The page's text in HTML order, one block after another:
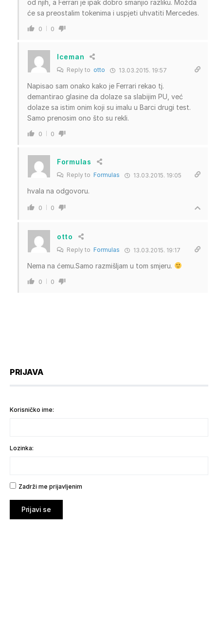
od njih, a Ferrari je ipak dobro smanjio razliku. Možda
će sa preostalim tokenima i uspjeti uhvatiti Mercedes.
0 0
Iceman
Reply to otto 13.03.2015. 19:57
Napisao sam onako kako je Ferrari rekao tj.
demantirao glasine da dolaze sa slabijim PU, već
dolaze sa istim onim koji su imalu u Barci drugi test.
Samo prenosim ono što su rekli.
0 0
Formulas
Reply to Formulas 13.03.2015. 19:05
hvala na odgovoru.
0 0
otto
Reply to Formulas 13.03.2015. 19:17
Nema na ćemu.Samo razmišljam u tom smjeru.
0 0
PRIJAVA
Korisničko ime:
Lozinka:
Zadrži me prijavljenim
Prijavi se